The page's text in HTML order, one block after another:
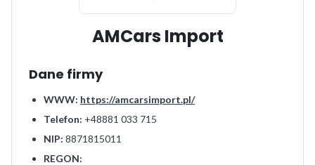
AMCars Import
Dane firmy
WWW: https://amcarsimport.pl/
Telefon: +48881 033 715
NIP: 8871815011
REGON: